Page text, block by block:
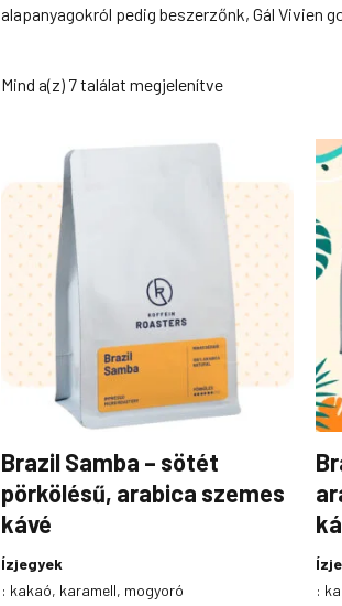
alapanyagokról pedig beszerzőnk, Gál Vivien
Mind a(z) 7 találat megjelenítve
Brazil Samba – sötét
pörkölésű, arabica szemes
kávé
Ízjegyek
: kakaó, karamell, mogyoró
Ártartomány:
Ennek
változatok
a
termékoldalon
választhatók
: